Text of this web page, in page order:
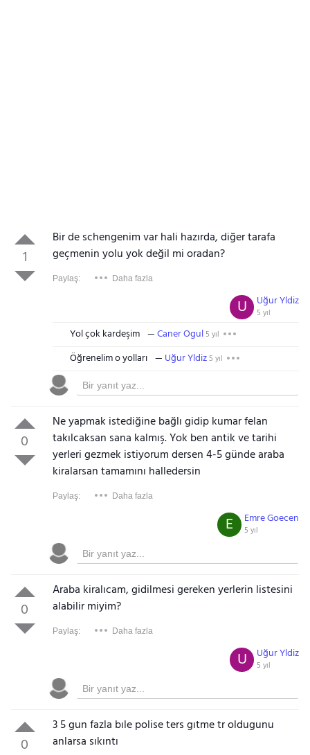
1
Bir de schengenim var hali hazırda, diğer tarafa
geçmenin yolu yok değil mi oradan?
Paylaş: Daha fazla
Uğur Yldiz
5 yıl
U
Yol çok kardeşim Caner Ogul5 yıl
Öğrenelim o yolları Uğur Yldiz5 yıl
0
Ne yapmak istediğine bağlı gidip kumar felan
takılcaksan sana kalmış. Yok ben antik ve tarihi
yerleri gezmek istiyorum dersen 4-5 günde araba
kiralarsan tamamını halledersin
Paylaş: Daha fazla
Emre Goecen
5 yıl
E
0
Araba kiralıcam, gidilmesi gereken yerlerin listesini
alabilir miyim?
Paylaş: Daha fazla
Uğur Yldiz
5 yıl
U
0
3 5 gun fazla bıle polise ters gıtme tr oldugunu
anlarsa sıkıntı